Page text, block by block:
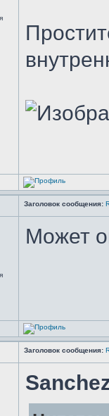
Заголовок сообщения:
Может
Заголовок сообщения: